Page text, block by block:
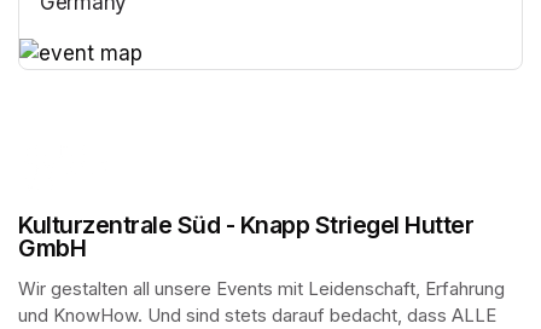
Kulturzentrale Süd - Knapp Striegel Hutter
GmbH
Wir gestalten all unsere Events mit Leidenschaft, Erfahrung
und KnowHow. Und sind stets darauf bedacht, dass ALLE